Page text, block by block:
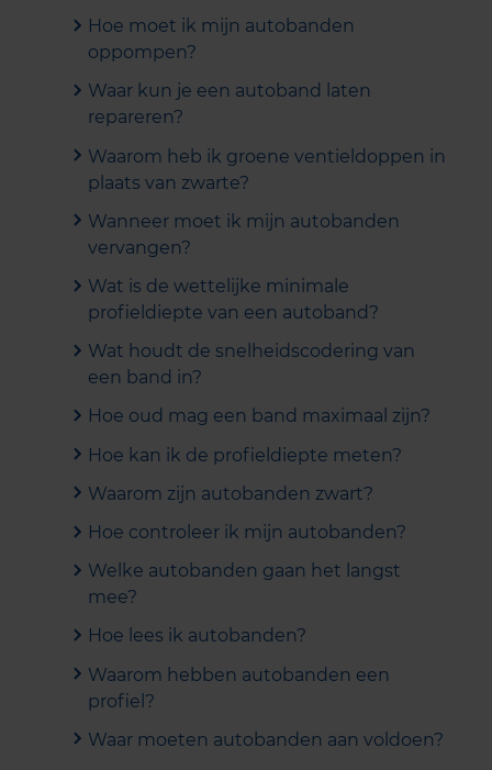
Hoe moet ik mijn autobanden
oppompen?
Waar kun je een autoband laten
repareren?
Waarom heb ik groene ventieldoppen in
plaats van zwarte?
Wanneer moet ik mijn autobanden
vervangen?
Wat is de wettelijke minimale
profieldiepte van een autoband?
Wat houdt de snelheidscodering van
een band in?
Hoe oud mag een band maximaal zijn?
Hoe kan ik de profieldiepte meten?
Waarom zijn autobanden zwart?
Hoe controleer ik mijn autobanden?
Welke autobanden gaan het langst
mee?
Hoe lees ik autobanden?
Waarom hebben autobanden een
profiel?
Waar moeten autobanden aan voldoen?